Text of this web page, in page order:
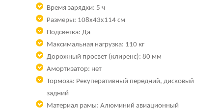
Время зарядки: 5 ч
Размеры: 108х43х114 см
Подсветка: Да
Максимальная нагрузка: 110 кг
Дорожный просвет (клиренс): 80 мм
Амортизатор: нет
Тормоза: Рекуперативный передний, дисковый
задний
Материал рамы: Алюминий авиационный